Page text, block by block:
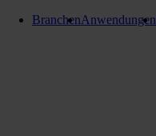
BranchenAnwendungen